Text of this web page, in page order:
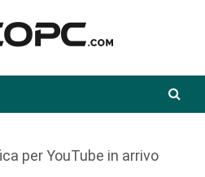
per YouTube in arrivo